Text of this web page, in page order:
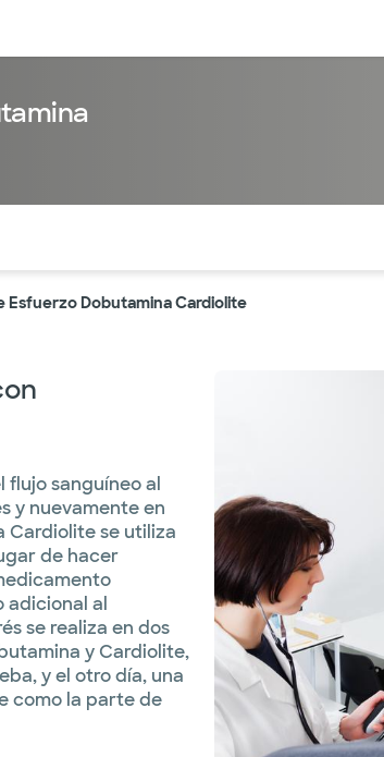
Esfuerzo Dobutamina Cardiolite
sanguíneo al
y nuevamente en
Cardiolite se utiliza
de hacer
al
se realiza en dos
y Cardiolite,
y el otro día, una
como la parte de